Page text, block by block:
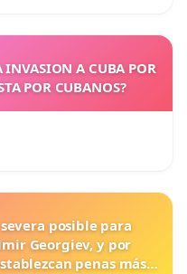
INVASION A CUBA POR
POR CUBANOS?
posible para
Georgiev, y por
penas más